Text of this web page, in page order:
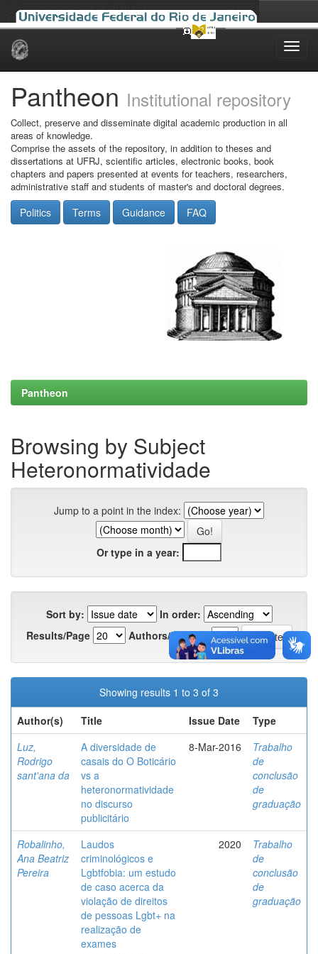
Skip
Pantheon Institutional repository
Collect, preserve and disseminate digital academic production in all
areas of knowledge.
Comprise the assets of the repository, in addition to theses and
dissertations at UFRJ, scientific articles, electronic books, book
chapters and papers presented at events for teachers, researchers,
administrative staff and students of master's and doctoral degrees.
Politics Terms Guidance FAQ
Pantheon
Browsing by Subject
Heteronormatividade
Jump to a point in the index:
Or type in a year:
Sort by:
In order:
Results/Page
Authors/Record:
Showing results 1 to 3 of 3
Author(s)
Title Issue Date
Type
Luz,
Rodrigo
sant'ana da
A diversidade de
casais do O Boticário
vs a
heteronormatividade
no discurso
publicitário
8-Mar-2016
Trabalho
de
conclusão
de
graduação
Robalinho,
Ana Beatriz
Pereira
Laudos
criminológicos e
Lgbtfobia: um estudo
de caso acerca da
violação de direitos
de pessoas Lgbt+ na
realização de
exames
2020
Trabalho
de
conclusão
de
graduação